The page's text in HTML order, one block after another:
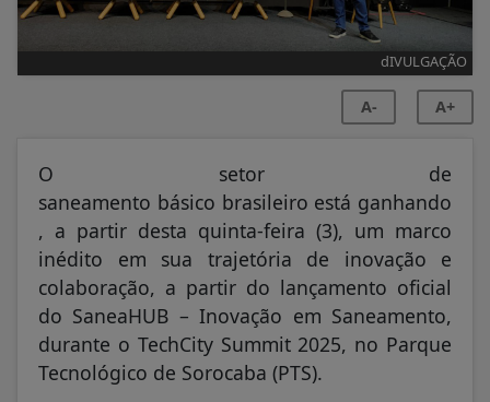
dIVULGAÇÃO
A- A+
O setor de
saneamento básico brasileiro está ganhando
, a partir desta quinta-feira (3), um marco
inédito em sua trajetória de inovação e
colaboração, a partir do lançamento oficial
do SaneaHUB – Inovação em Saneamento,
durante o TechCity Summit 2025, no Parque
Tecnológico de Sorocaba (PTS).